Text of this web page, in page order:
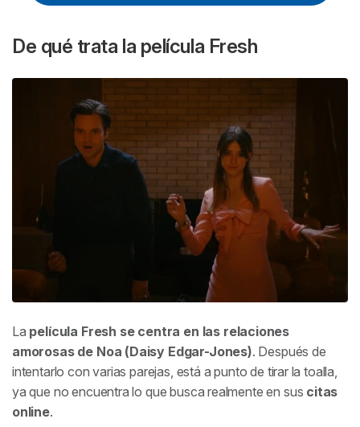
De qué trata la película Fresh
La película Fresh se centra en las relaciones
amorosas de Noa (Daisy Edgar-Jones). Después de
intentarlo con varias parejas, está a punto de tirar la toalla,
ya que no encuentra lo que busca realmente en sus citas
online.